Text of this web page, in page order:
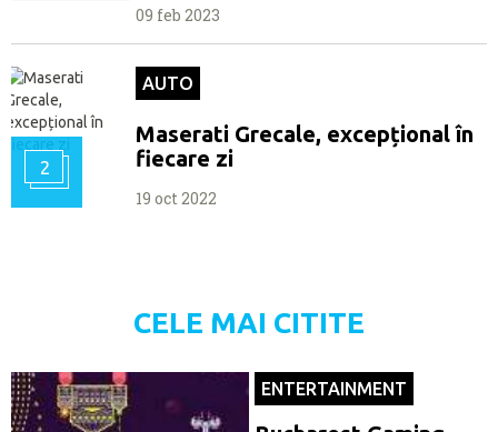
09 feb 2023
2
AUTO
Maserati Grecale, excepțional în
fiecare zi
19 oct 2022
CELE MAI CITITE
ENTERTAINMENT